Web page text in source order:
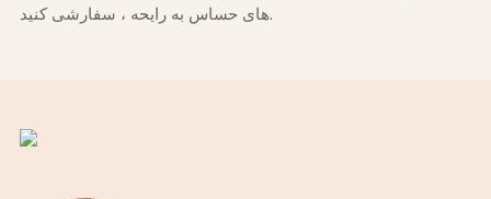
های حساس به رایحه ، سفارشی کنید.